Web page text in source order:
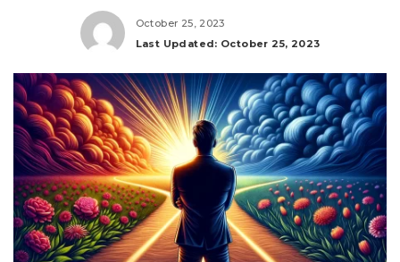
October 25, 2023
Last Updated: October 25, 2023